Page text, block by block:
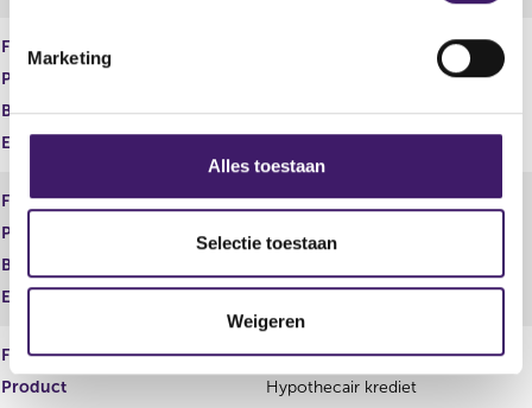
i
n
s
e
c
t
e
Marketing
Alles toestaan
Selectie toestaan
Weigeren
Financiële dienst
Product
Begindatum
20 sep 2013
Einddatum
Financiële dienst
Bemiddelen
Product
Elektronisch geld
Begindatum
Einddatum
Financiële dienst
Bemiddelen
Product
Hypothecair krediet